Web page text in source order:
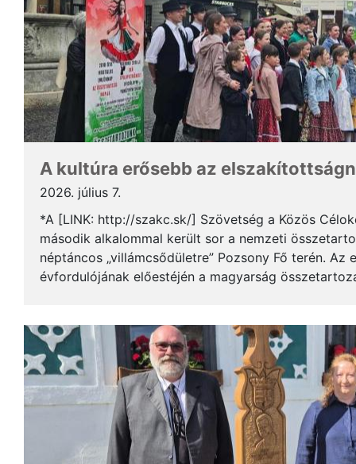
A kultúra erősebb az
2026. július 7.
*A [LINK: http://szakc.sk/] Szövetség a Közös
második alkalommal került sor a nemzeti
néptáncos „villámcsődületre” Pozsony Fő terén. Az
évfordulójának előestéjén a magyarság